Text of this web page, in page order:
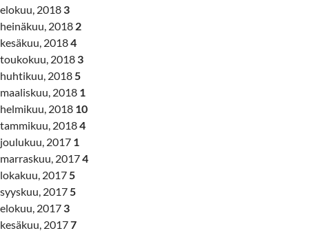
elokuu, 2018 3
heinäkuu, 2018 2
kesäkuu, 20184
toukokuu, 2018 3
huhtikuu, 2018 5
maaliskuu, 2018 1
helmikuu, 2018 10
tammikuu, 20184
joulukuu, 2017 1
marraskuu, 20174
lokakuu, 2017 5
syyskuu, 2017 5
elokuu, 2017 3
kesäkuu, 20177